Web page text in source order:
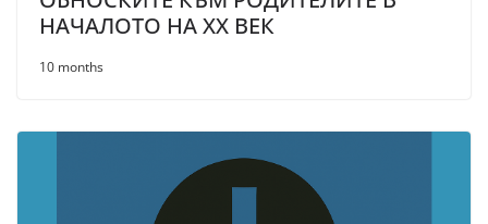
НАЧАЛОТО НА XX ВЕК
10 months